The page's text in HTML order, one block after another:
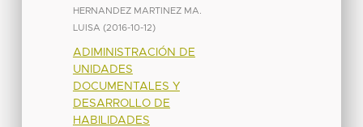
HERNANDEZ MARTINEZ MA.
LUISA (2016-10-12)
ADIMINISTRACIÓN DE
UNIDADES
DOCUMENTALES Y
DESARROLLO DE
HABILIDADES